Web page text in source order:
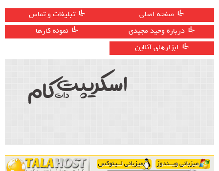
صفحه اصلی
تبلیغات و تماس
درباره وحید مجیدی
نمونه کارها
ابزارهای آنلاین